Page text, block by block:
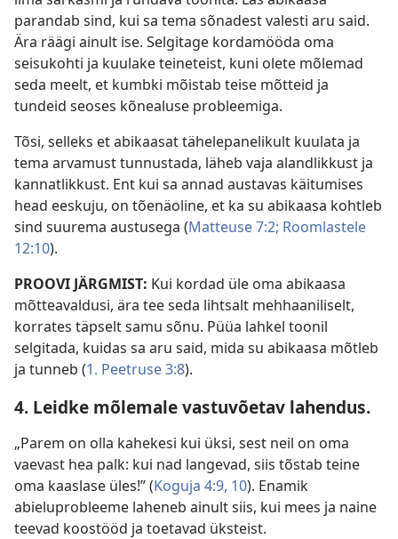
parandab sind, kui sa tema sõnadest valesti aru said.
Ära räägi ainult ise. Selgitage kordamööda oma
seisukohti ja kuulake teineteist, kuni olete mõlemad
seda meelt, et kumbki mõistab teise mõtteid ja
tundeid seoses kõnealuse probleemiga.
Tõsi, selleks et abikaasat tähelepanelikult kuulata ja
tema arvamust tunnustada, läheb vaja alandlikkust ja
kannatlikkust. Ent kui sa annad austavas käitumises
head eeskuju, on tõenäoline, et ka su abikaasa kohtleb
sind suurema austusega (Matteuse 7:2; Roomlastele
12:10).
PROOVI JÄRGMIST: Kui kordad üle oma abikaasa
mõtteavaldusi, ära tee seda lihtsalt mehhaaniliselt,
korrates täpselt samu sõnu. Püüa lahkel toonil
selgitada, kuidas sa aru said, mida su abikaasa mõtleb
ja tunneb (1. Peetruse 3:8).
4. Leidke mõlemale vastuvõetav lahendus.
„Parem on olla kahekesi kui üksi, sest neil on oma
vaevast hea palk: kui nad langevad, siis tõstab teine
oma kaaslase üles!” (Koguja 4:9, 10). Enamik
abieluprobleeme laheneb ainult siis, kui mees ja naine
teevad koostööd ja toetavad üksteist.